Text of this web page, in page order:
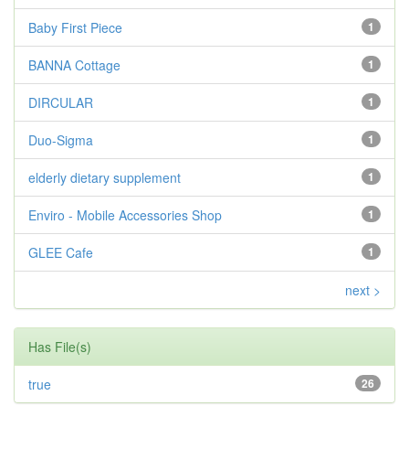
1
Baby First Piece
1
BANNA Cottage
1
DIRCULAR
1
Duo-Sigma
1
elderly dietary supplement
1
Enviro - Mobile Accessories Shop
1
GLEE Cafe
next >
Has File(s)
26
true